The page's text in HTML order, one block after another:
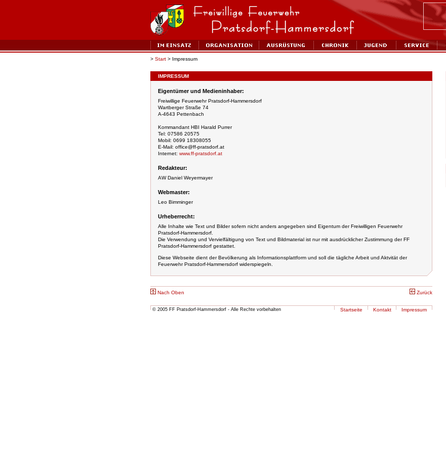
> Start > Impressum
IMPRESSUM
Eigentümer und Medieninhaber:
Freiwillige Feuerwehr Pratsdorf-Hammersdorf
Wartberger Straße 74
A-4643 Pettenbach
Kommandant HBI Harald Purrer
Tel: 07586 20575
Mobil: 0699 18308055
E-Mail: office@ff-pratsdorf.at
Internet: www.ff-pratsdorf.at
Redakteur:
AW Daniel Weyermayer
Webmaster:
Leo Bimminger
Urheberrecht:
Alle Inhalte wie Text und Bilder sofern nicht anders angegeben sind Eigentum der Freiwilligen Feuerwehr
Pratsdorf-Hammersdorf.
Die Verwendung und Vervielfältigung von Text und Bildmaterial ist nur mit ausdrücklicher Zustimmung der FF
Pratsdorf-Hammersdorf gestattet.
Diese Webseite dient der Bevölkerung als Informationsplattform und soll die tägliche Arbeit und Aktvität der
Feuerwehr Pratsdorf-Hammersdorf widerspiegeln.
Nach Oben Zurück
© 2005 FF Pratsdorf-Hammersdorf - Alle Rechte vorbehalten Startseite Kontakt Impressum